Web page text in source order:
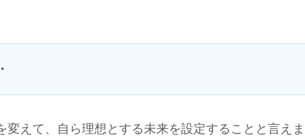
えて、自ら理想とする未来を設定することと言えま